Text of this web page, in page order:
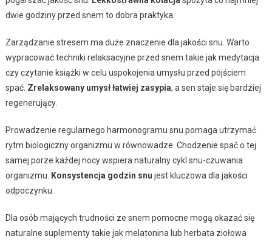
dwie godziny przed snem to dobra praktyka.
Zarządzanie stresem ma duże znaczenie dla jakości snu. Warto
wypracować techniki relaksacyjne przed snem takie jak medytacja
czy czytanie książki w celu uspokojenia umysłu przed pójściem
spać. Zrelaksowany umysł łatwiej zasypia, a sen staje się bardziej
regenerujący.
Prowadzenie regularnego harmonogramu snu pomaga utrzymać
rytm biologiczny organizmu w równowadze. Chodzenie spać o tej
samej porze każdej nocy wspiera naturalny cykl snu-czuwania
organizmu. Konsystencja godzin snu jest kluczowa dla jakości
odpoczynku.
Dla osób mających trudności ze snem pomocne mogą okazać się
naturalne suplementy takie jak melatonina lub herbata ziołowa